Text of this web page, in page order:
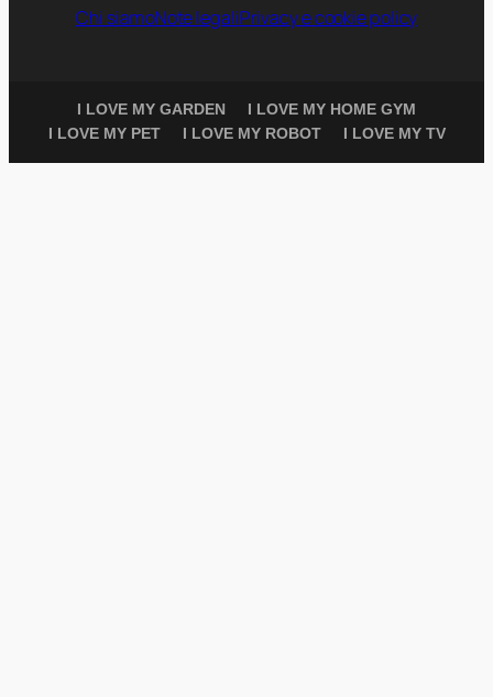
Chi siamoNote legaliPrivacy e cookie policy
I LOVE MY GARDEN
I LOVE MY HOME GYM
I LOVE MY PET
I LOVE MY ROBOT I LOVE MY TV